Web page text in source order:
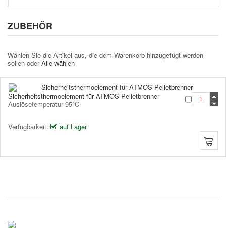
ZUBEHÖR
Wählen Sie die Artikel aus, die dem Warenkorb hinzugefügt werden
sollen oderAlle wählen
Sicherheitsthermoelement für ATMOS Pelletbrenner
Auslösetemperatur 95°C
Verfügbarkeit: auf Lager